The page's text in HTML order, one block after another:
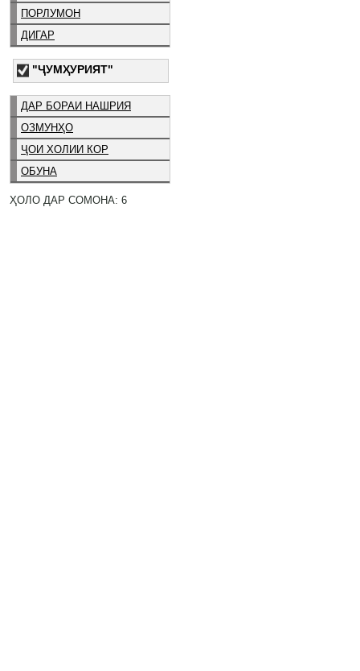
ПОРЛУМОН
ДИГАР
"ҶУМҲУРИЯТ"
ДАР БОРАИ НАШРИЯ
ОЗМУНҲО
ҶОИ ХОЛИИ КОР
ОБУНА
ҲОЛО ДАР СОМОНА: 6